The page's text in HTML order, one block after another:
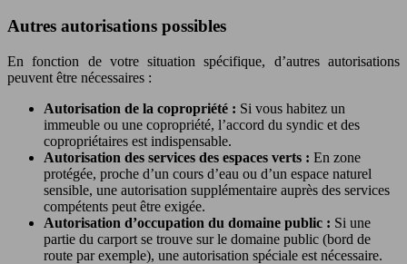
Autres autorisations possibles
En fonction de votre situation spécifique, d’autres autorisations
peuvent être nécessaires :
Autorisation de la copropriété : Si vous habitez un
immeuble ou une copropriété, l’accord du syndic et des
copropriétaires est indispensable.
Autorisation des services des espaces verts : En zone
protégée, proche d’un cours d’eau ou d’un espace naturel
sensible, une autorisation supplémentaire auprès des services
compétents peut être exigée.
Autorisation d’occupation du domaine public : Si une
partie du carport se trouve sur le domaine public (bord de
route par exemple), une autorisation spéciale est nécessaire.